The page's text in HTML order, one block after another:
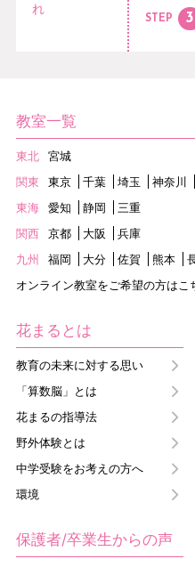
れ
STEP
教室一覧
東北
宮城
関東
東京 千葉 埼玉 神奈川
東海
愛知 静岡
三重
関西
京都 大阪
兵庫
九州
福岡 大分 佐賀 熊本
オンライン教室をご希望の方はこ
花まるとは
教育の未来に対する思い
「算数脳」とは
花まるの指導法
野外体験とは
中学受験をお考えの方へ
環境
保護者/卒業生からの声